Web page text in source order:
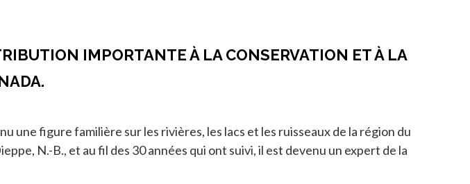
IMPORTANTE À LA CONSERVATION ET À LA
une figure familière sur les rivières, les lacs et les ruisseaux de la région du
N.-B., et au fil des 30 années qui ont suivi, il est devenu un expert de la